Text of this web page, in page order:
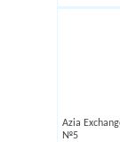
Azia
№5